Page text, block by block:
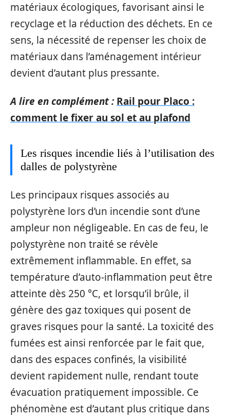
matériaux écologiques, favorisant ainsi le
recyclage et la réduction des déchets. En ce
sens, la nécessité de repenser les choix de
matériaux dans l’aménagement intérieur
devient d’autant plus pressante.
A lire en complément : Rail pour Placo :
comment le fixer au sol et au plafond
Les risques incendie liés à l’utilisation des
dalles de polystyrène
Les principaux risques associés au
polystyrène lors d’un incendie sont d’une
ampleur non négligeable. En cas de feu, le
polystyrène non traité se révèle
extrêmement inflammable. En effet, sa
température d’auto-inflammation peut être
atteinte dès 250 °C, et lorsqu’il brûle, il
génère des gaz toxiques qui posent de
graves risques pour la santé. La toxicité des
fumées est ainsi renforcée par le fait que,
dans des espaces confinés, la visibilité
devient rapidement nulle, rendant toute
évacuation pratiquement impossible. Ce
phénomène est d’autant plus critique dans